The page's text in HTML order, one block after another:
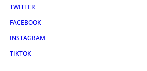
TWITTER
FACEBOOK
INSTAGRAM
TIKTOK